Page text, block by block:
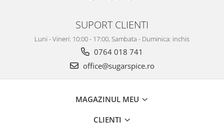
SUPORT CLIENTI
Luni - Vineri: 10:00 - 17:00, Sambata - Duminica: inchis
0764 018 741
office@sugarspice.ro
MAGAZINUL MEU
CLIENTI